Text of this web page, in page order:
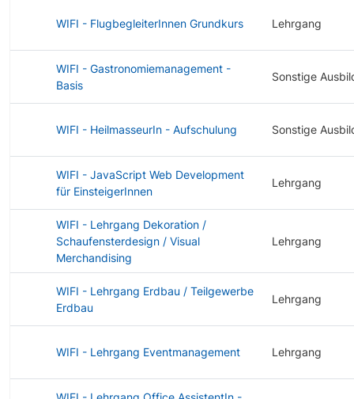
WIFI - FlugbegleiterInnen Grundkurs Lehrgang
WIFI - Gastronomiemanagement -
Basis
Sonstige
WIFI - HeilmasseurIn - Aufschulung Sonstige
WIFI - JavaScript Web Development
für EinsteigerInnen
Lehrgang
WIFI - Lehrgang Dekoration /
Schaufensterdesign / Visual
Merchandising
Lehrgang
WIFI - Lehrgang Erdbau / Teilgewerbe
Erdbau
Lehrgang
WIFI - Lehrgang Eventmanagement Lehrgang